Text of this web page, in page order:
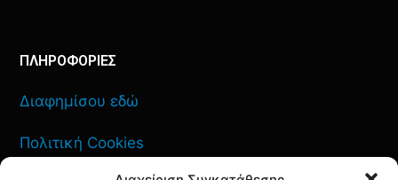
ΠΛΗΡΟΦΟΡΙΕΣ
Διαφημίσου εδώ
Πολιτική Cookies